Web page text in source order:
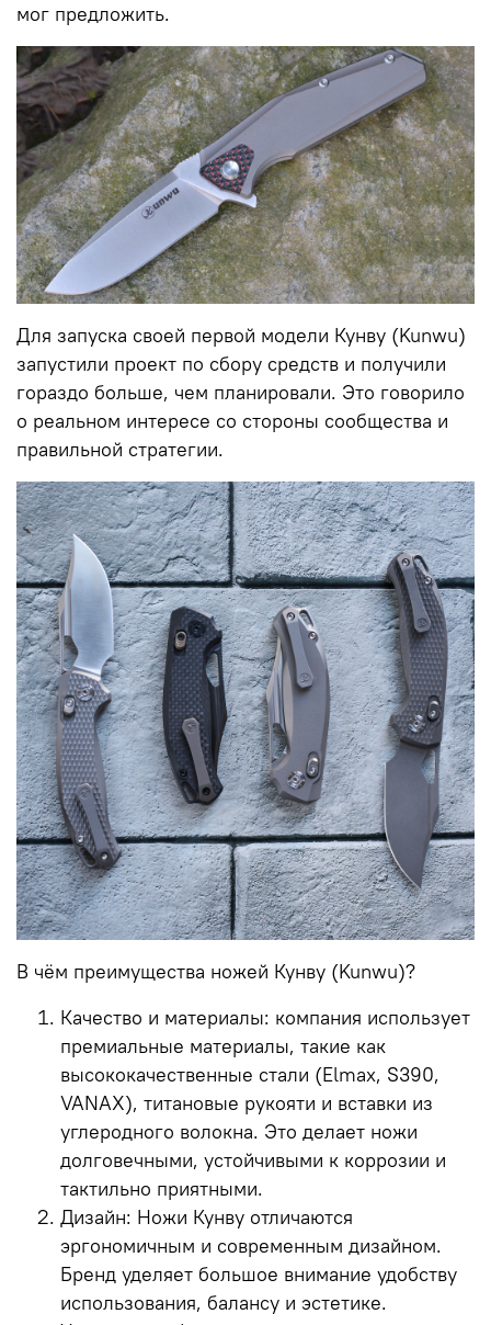
мог предложить.
Для запуска своей первой модели Кунву (Kunwu)
запустили проект по сбору средств и получили
гораздо больше, чем планировали. Это говорило
о реальном интересе со стороны сообщества и
правильной стратегии.
В чём преимущества ножей Кунву (Kunwu)?
Качество и материалы: компания использует
премиальные материалы, такие как
высококачественные стали (Elmax, S390,
VANAX), титановые рукояти и вставки из
углеродного волокна. Это делает ножи
долговечными, устойчивыми к коррозии и
тактильно приятными.
Дизайн: Ножи Кунву отличаются
эргономичным и современным дизайном.
Бренд уделяет большое внимание удобству
использования, балансу и эстетике.